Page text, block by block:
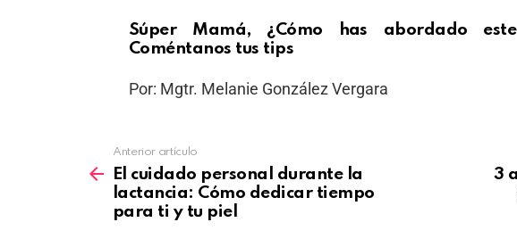
Súper Mamá, ¿Cómo has abordado
Coméntanos tus tips
Por: Mgtr. Melanie González Vergara
Anterior artículo
El cuidado personal durante la
lactancia: Cómo dedicar tiempo
para ti y tu piel
3